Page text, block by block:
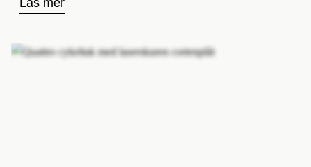
Läs mer